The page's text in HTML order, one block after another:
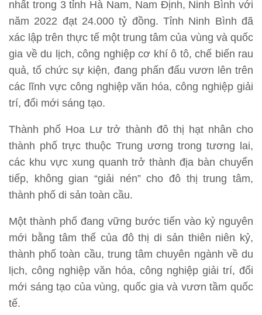
nhất trong 3 tỉnh Hà Nam, Nam Định, Ninh Bình với
năm 2022 đạt 24.000 tỷ đồng. Tỉnh Ninh Bình đã
xác lập trên thực tế một trung tâm của vùng và quốc
gia về du lịch, công nghiệp cơ khí ô tô, chế biến rau
quả, tổ chức sự kiện, đang phấn đấu vươn lên trên
các lĩnh vực công nghiệp văn hóa, công nghiệp giải
trí, đổi mới sáng tạo.
Thành phố Hoa Lư trở thành đô thị hạt nhân cho
thành phố trực thuộc Trung ương trong tương lai,
các khu vực xung quanh trở thành địa bàn chuyển
tiếp, không gian “giải nén” cho đô thị trung tâm,
thành phố di sản toàn cầu.
Một thành phố đang vững bước tiến vào kỷ nguyên
mới bằng tâm thế của đô thị di sản thiên niên kỷ,
thành phố toàn cầu, trung tâm chuyên ngành về du
lịch, công nghiệp văn hóa, công nghiệp giải trí, đổi
mới sáng tạo của vùng, quốc gia và vươn tầm quốc
tế.